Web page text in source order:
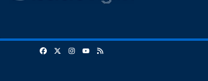
FacebookInstagram